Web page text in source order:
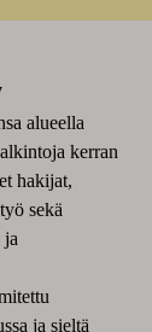
alueella
kerran
hakijat,
sekä
ja
ja sieltä